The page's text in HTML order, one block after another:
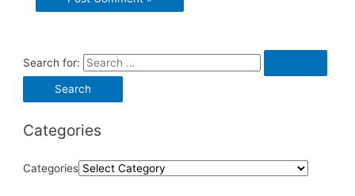
Search for:
Categories
Categories